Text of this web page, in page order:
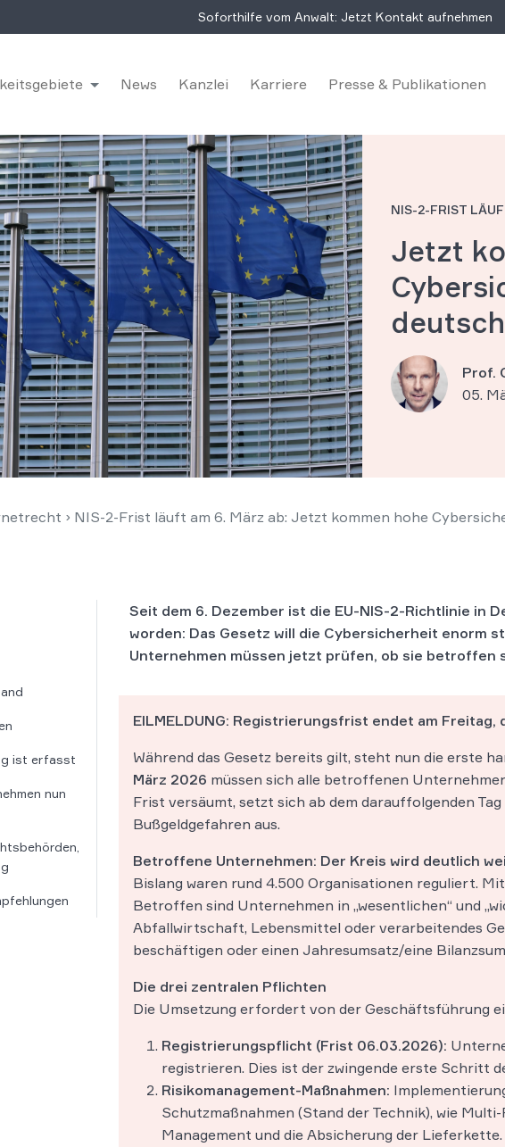
Soforthilfe vom Anwalt: Jetzt Kontakt aufnehmen
News Kanzlei Karriere Presse & Publikationen
NIS-2-FRIST
Jetzt
Prof.
05.
› NIS-2-Frist läuft am 6. März ab: Jetzt kommen hohe
ist erfasst
nun
Seit dem 6. Dezember ist die EU-NIS-2-Richtlinie in
worden: Das Gesetz will die Cybersicherheit enorm
Unternehmen müssen jetzt prüfen, ob sie betroffen
EILMELDUNG: Registrierungsfrist endet am Freitag,
Während das Gesetz bereits gilt, steht nun die erste
März 2026 müssen sich alle betroffenen
Frist versäumt, setzt sich ab dem darauffolgenden
Bußgeldgefahren aus.
Betroffene Unternehmen: Der Kreis wird deutlich
Bislang waren rund 4.500 Organisationen reguliert.
Betroffen sind Unternehmen in „wesentlichen“ und
Abfallwirtschaft, Lebensmittel oder verarbeitendes
beschäftigen oder einen Jahresumsatz/eine
Die drei zentralen Pflichten
Die Umsetzung erfordert von der Geschäftsführung
Registrierungspflicht (Frist 06.03.2026):
registrieren. Dies ist der zwingende erste Schritt
Risikomanagement-Maßnahmen:
Schutzmaßnahmen (Stand der Technik), wie
Management und die Absicherung der Lieferkette.